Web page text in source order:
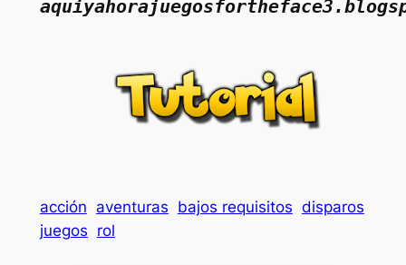
acción aventuras bajos requisitos disparos
juegos rol